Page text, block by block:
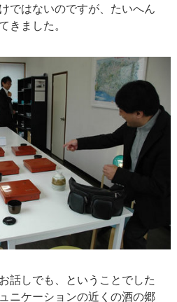
ではないのですが、たいへん
きました。
話しでも、ということでした
ニケーションの近くの酒の郷